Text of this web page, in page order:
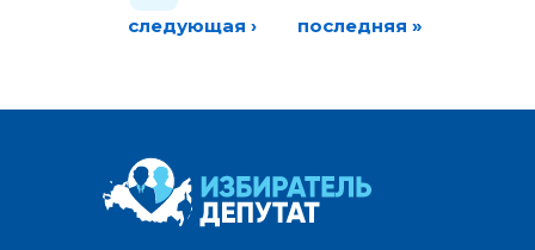
следующая ›
последняя »